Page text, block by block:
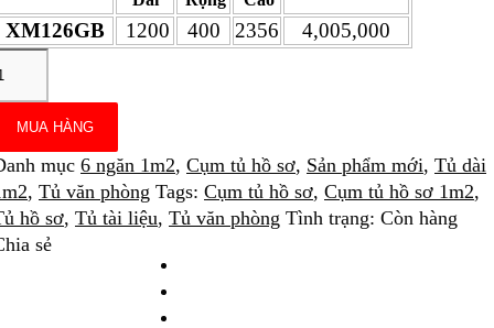
XM126GB 1200 400 2356 4,005,000
MUA HÀNG
mục 6 ngăn 1m2, Cụm tủ hồ sơ, Sản phẩm mới, Tủ dài
, Tủ văn phòng Tags: Cụm tủ hồ sơ, Cụm tủ hồ sơ 1m2,
hồ sơ, Tủ tài liệu, Tủ văn phòng Tình trạng: Còn hàng
sẻ